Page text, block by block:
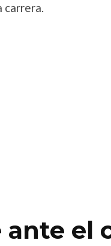
carrera.
ante el